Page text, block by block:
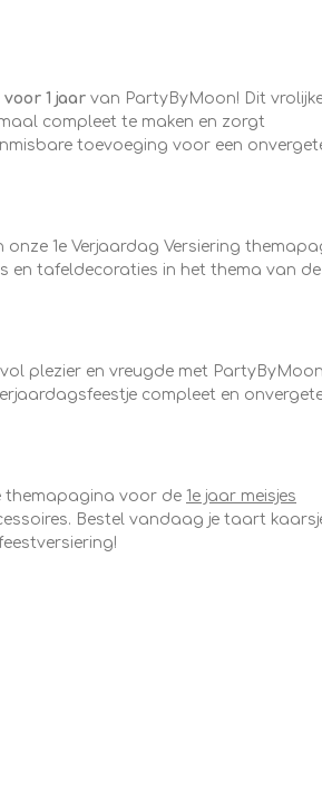
1 jaar van PartyByMoon! Dit
compleet te maken en zorgt
toevoeging voor een
1e Verjaardag Versiering
en tafeldecoraties in het thema van de
plezier en vreugde met
compleet en
themapagina voor de 1e jaar meisjes
Bestel vandaag je taart